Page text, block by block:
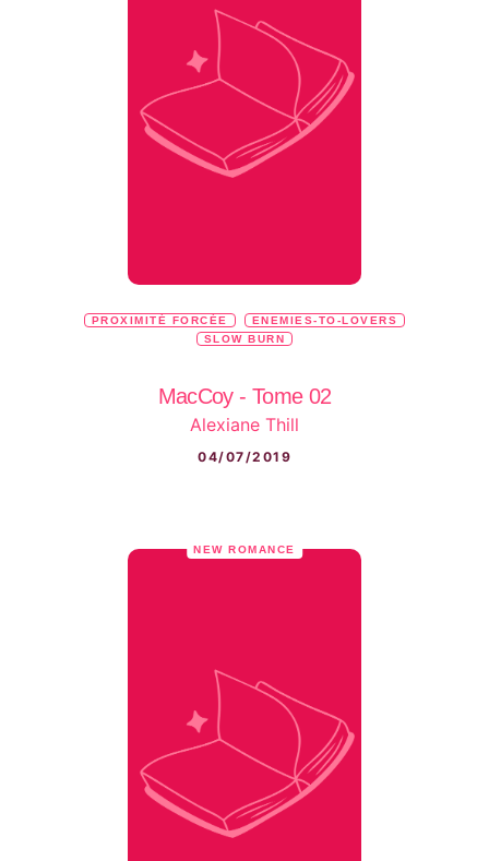
PROXIMITÉ FORCÉE
ENEMIES-TO-LOVERS
SLOW BURN
MacCoy - Tome 02
Alexiane Thill
04/07/2019
NEW ROMANCE